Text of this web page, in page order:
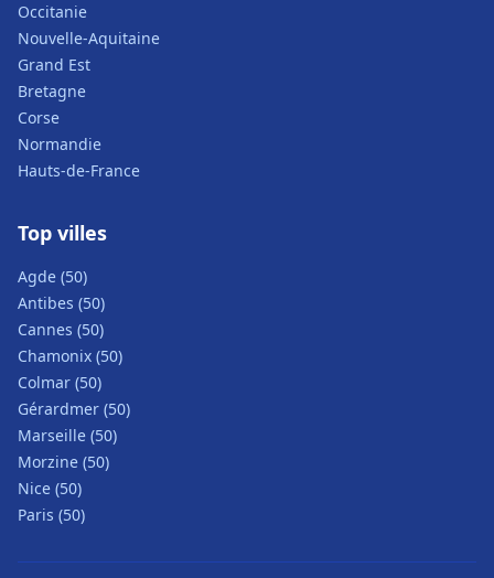
Occitanie
Nouvelle-Aquitaine
Grand Est
Bretagne
Corse
Normandie
Hauts-de-France
Top villes
Agde (50)
Antibes (50)
Cannes (50)
Chamonix (50)
Colmar (50)
Gérardmer (50)
Marseille (50)
Morzine (50)
Nice (50)
Paris (50)